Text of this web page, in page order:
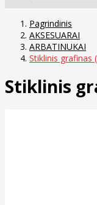
Pagrindinis
AKSESUARAI
ARBATINUKAI
Stiklinis grafinas
Stiklinis